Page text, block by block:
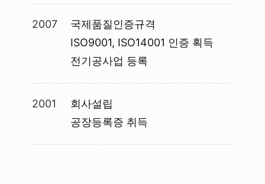
2007
국제품질인증규격
ISO9001, ISO14001 인증 획득
전기공사업 등록
2001
회사설립
공장등록증 취득